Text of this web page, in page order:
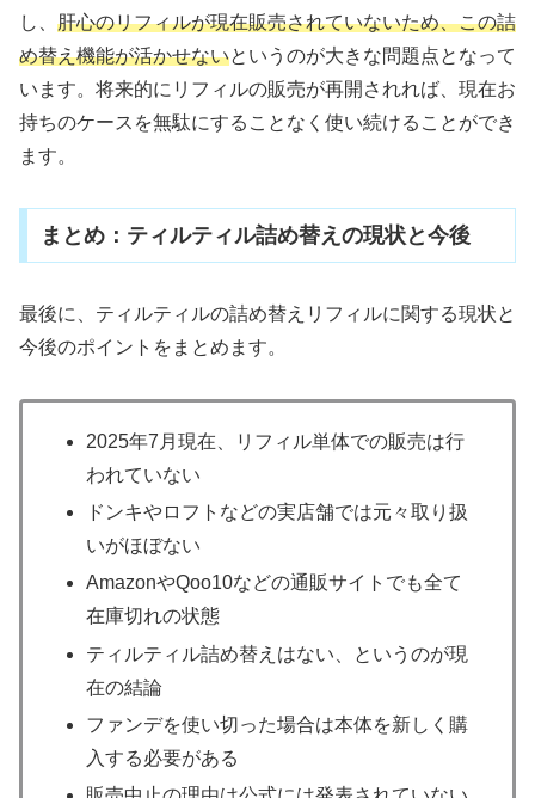
し、 肝心のリフィルが現在販売されていないため、この詰
め替え機能が活かせないというのが大きな問題点となって
います。将来的にリフィルの販売が再開されれば、現在お
持ちのケースを無駄にすることなく使い続けることができ
ます。
まとめ：ティルティル詰め替えの現状と今後
最後に、ティルティルの詰め替えリフィルに関する現状と
今後のポイントをまとめます。
2025年7月現在、リフィル単体での販売は行
われていない
ドンキやロフトなどの実店舗では元々取り扱
いがほぼない
AmazonやQoo10などの通販サイトでも全て
在庫切れの状態
ティルティル詰め替えはない、というのが現
在の結論
ファンデを使い切った場合は本体を新しく購
入する必要がある